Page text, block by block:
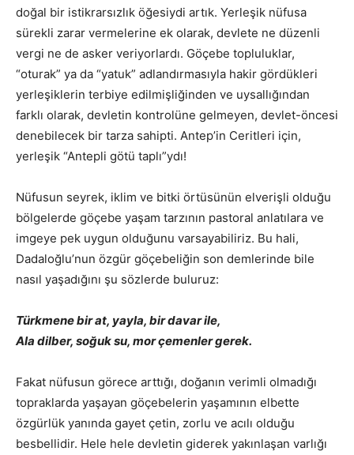
doğal bir istikrarsızlık öğesiydi artık. Yerleşik nüfusa
sürekli zarar vermelerine ek olarak, devlete ne düzenli
vergi ne de asker veriyorlardı. Göçebe topluluklar,
“oturak” ya da “yatuk” adlandırmasıyla hakir gördükleri
yerleşiklerin terbiye edilmişliğinden ve uysallığından
farklı olarak, devletin kontrolüne gelmeyen, devlet-öncesi
denebilecek bir tarza sahipti. Antep’in Ceritleri için,
yerleşik “Antepli götü taplı”ydı!
Nüfusun seyrek, iklim ve bitki örtüsünün elverişli olduğu
bölgelerde göçebe yaşam tarzının pastoral anlatılara ve
imgeye pek uygun olduğunu varsayabiliriz. Bu hali,
Dadaloğlu’nun özgür göçebeliğin son demlerinde bile
nasıl yaşadığını şu sözlerde buluruz:
Türkmene bir at, yayla, bir davar ile,
Ala dilber, soğuk su, mor çemenler gerek.
Fakat nüfusun görece arttığı, doğanın verimli olmadığı
topraklarda yaşayan göçebelerin yaşamının elbette
özgürlük yanında gayet çetin, zorlu ve acılı olduğu
besbellidir. Hele hele devletin giderek yakınlaşan varlığı